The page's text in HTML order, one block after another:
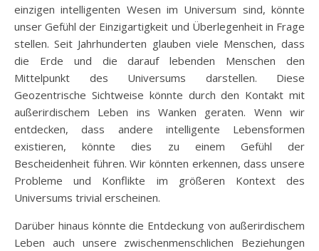
einzigen intelligenten Wesen im Universum sind, könnte
unser Gefühl der Einzigartigkeit und Überlegenheit in Frage
stellen. Seit Jahrhunderten glauben viele Menschen, dass
die Erde und die darauf lebenden Menschen den
Mittelpunkt des Universums darstellen. Diese
Geozentrische Sichtweise könnte durch den Kontakt mit
außerirdischem Leben ins Wanken geraten. Wenn wir
entdecken, dass andere intelligente Lebensformen
existieren, könnte dies zu einem Gefühl der
Bescheidenheit führen. Wir könnten erkennen, dass unsere
Probleme und Konflikte im größeren Kontext des
Universums trivial erscheinen.
Darüber hinaus könnte die Entdeckung von außerirdischem
Leben auch unsere zwischenmenschlichen Beziehungen